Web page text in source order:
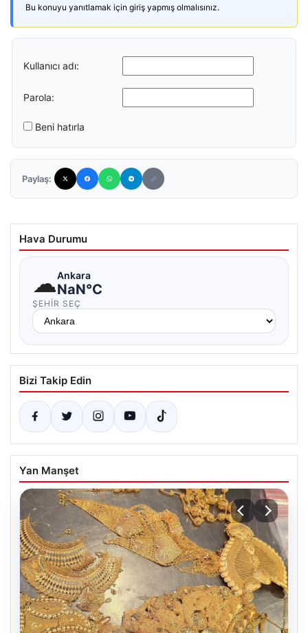
Bu konuyu yanıtlamak için giriş yapmış olmalısınız.
Kullanıcı adı:
Parola:
Beni hatırla
Paylaş:
Hava Durumu
☁Ankara
NaN°C
ŞEHIR SEÇ
Bizi Takip Edin
Yan Manşet